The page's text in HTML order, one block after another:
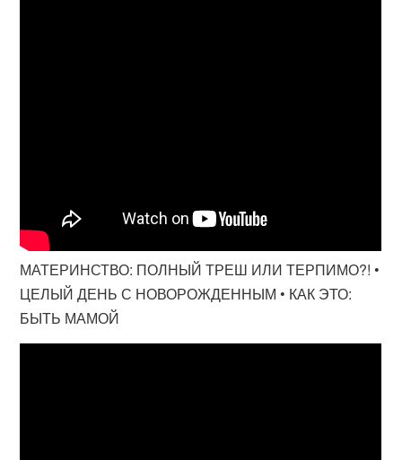
МАТЕРИНСТВО: ПОЛНЫЙ ТРЕШ ИЛИ ТЕРПИМО?! •
ЦЕЛЫЙ ДЕНЬ С НОВОРОЖДЕННЫМ • КАК ЭТО:
БЫТЬ МАМОЙ